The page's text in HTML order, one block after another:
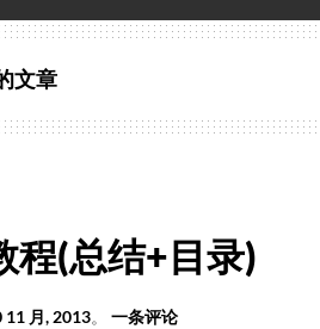
文章
程(总结+目录)
11 月, 2013。 一条评论